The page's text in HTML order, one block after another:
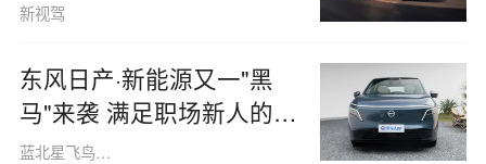
新视驾
东风日产·新能源又一"黑
马"来袭 满足职场新人的所
有期待 蓝北星飞鸟160508